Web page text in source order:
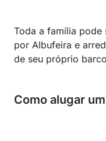
Toda a família pode
por Albufeira e
de seu próprio
Como alugar